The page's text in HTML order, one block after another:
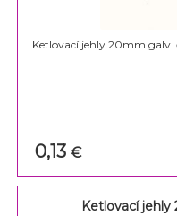
Ketlovací jehly 20mm galv.
0,13€
Ketlovací jehly